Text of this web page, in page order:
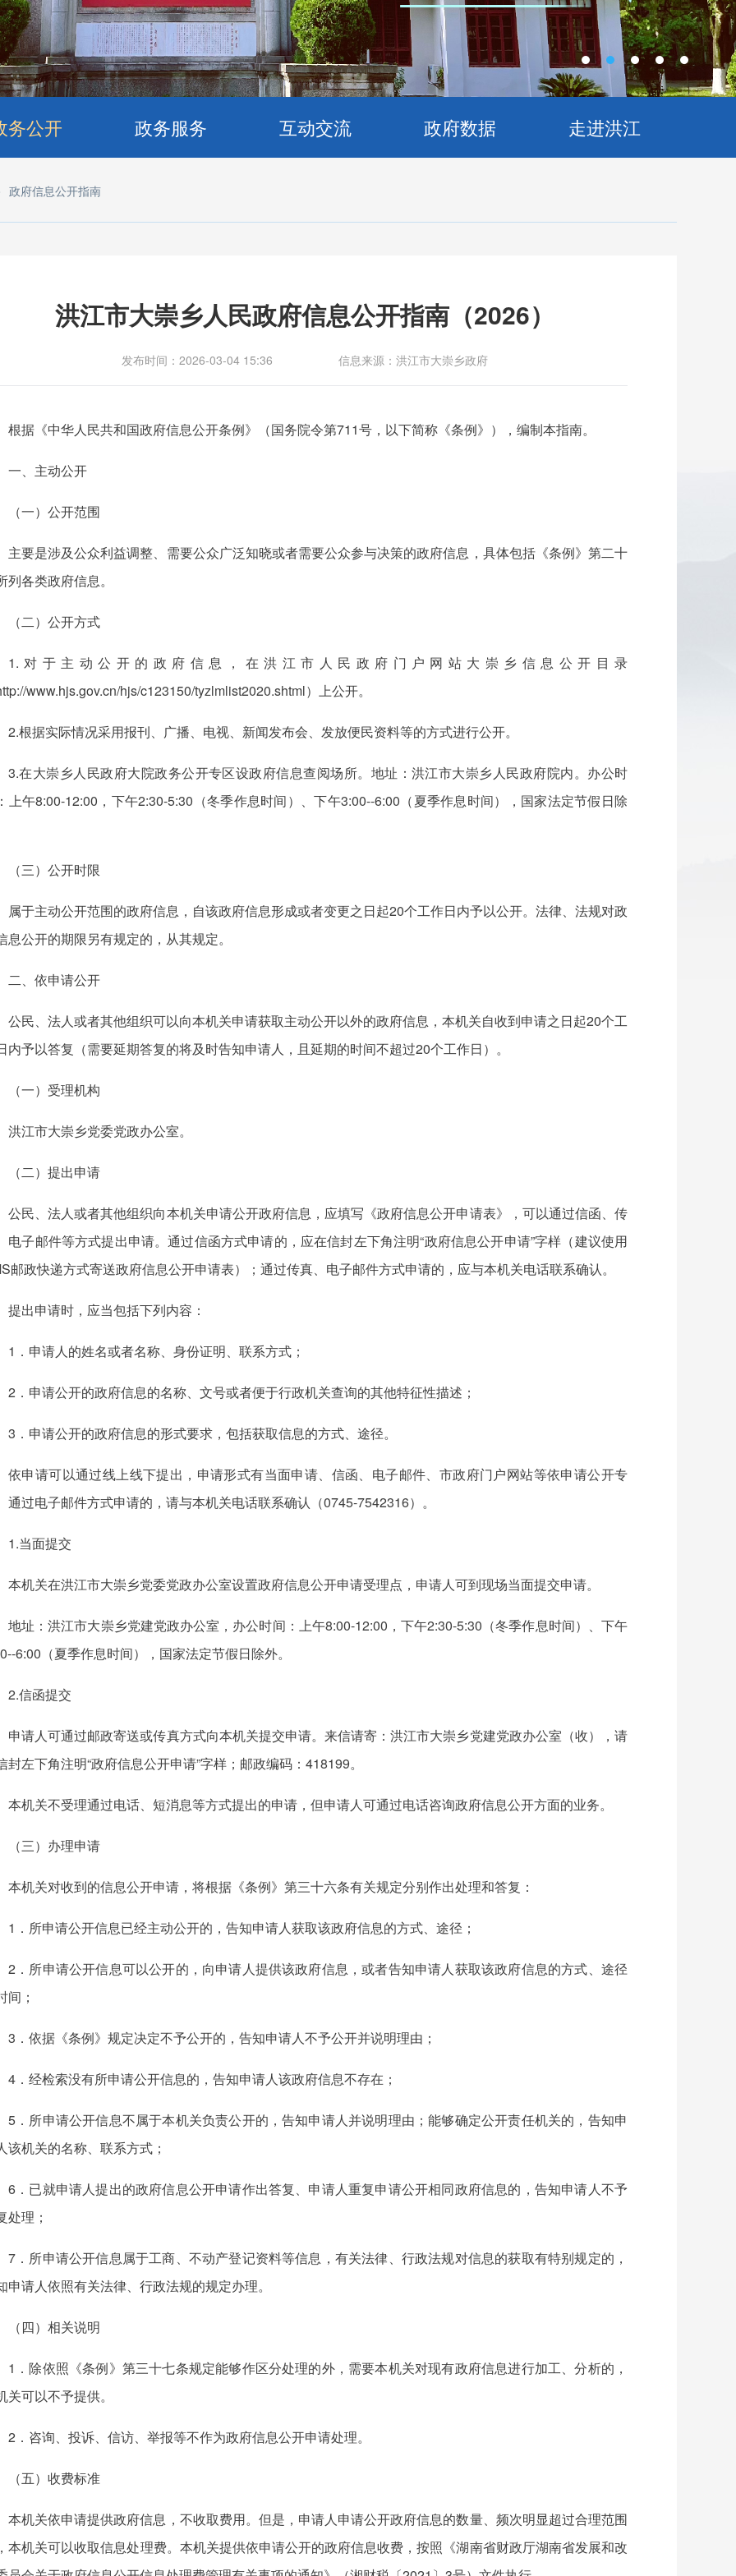
务公开 政务服务 互动交流 政府数据 走进洪江
政府信息公开指南
洪江市大崇乡人民政府信息公开指南（2026）
发布时间：2026-03-04 15:36 信息来源：洪江市大崇乡政府
根据《中华人民共和国政府信息公开条例》（国务院令第711号，以下简称《条例》），编制本指南。
一、主动公开
（一）公开范围
主要是涉及公众利益调整、需要公众广泛知晓或者需要公众参与决策的政府信息，具体包括《条例》第二十
列各类政府信息。
（二）公开方式
1.对于主动公开的政府信息，在洪江市人民政府门户网站大崇乡信息公开目录
www.hjs.gov.cn/hjs/c123150/tyzlmlist2020.shtml）上公开。
2.根据实际情况采用报刊、广播、电视、新闻发布会、发放便民资料等的方式进行公开。
3.在大崇乡人民政府大院政务公开专区设政府信息查阅场所。地址：洪江市大崇乡人民政府院内。办公时
上午8:00-12:00，下午2:30-5:30（冬季作息时间）、下午3:00--6:00（夏季作息时间），国家法定节假日除
（三）公开时限
属于主动公开范围的政府信息，自该政府信息形成或者变更之日起20个工作日内予以公开。法律、法规对政
息公开的期限另有规定的，从其规定。
二、依申请公开
公民、法人或者其他组织可以向本机关申请获取主动公开以外的政府信息，本机关自收到申请之日起20个工
内予以答复（需要延期答复的将及时告知申请人，且延期的时间不超过20个工作日）。
（一）受理机构
洪江市大崇乡党委党政办公室。
（二）提出申请
公民、法人或者其他组织向本机关申请公开政府信息，应填写《政府信息公开申请表》，可以通过信函、传
电子邮件等方式提出申请。通过信函方式申请的，应在信封左下角注明“政府信息公开申请”字样（建议使用
邮政快递方式寄送政府信息公开申请表）；通过传真、电子邮件方式申请的，应与本机关电话联系确认。
提出申请时，应当包括下列内容：
1．申请人的姓名或者名称、身份证明、联系方式；
2．申请公开的政府信息的名称、文号或者便于行政机关查询的其他特征性描述；
3．申请公开的政府信息的形式要求，包括获取信息的方式、途径。
依申请可以通过线上线下提出，申请形式有当面申请、信函、电子邮件、市政府门户网站等依申请公开专
通过电子邮件方式申请的，请与本机关电话联系确认（0745-7542316）。
1.当面提交
本机关在洪江市大崇乡党委党政办公室设置政府信息公开申请受理点，申请人可到现场当面提交申请。
地址：洪江市大崇乡党建党政办公室，办公时间：上午8:00-12:00，下午2:30-5:30（冬季作息时间）、下午
6:00（夏季作息时间），国家法定节假日除外。
2.信函提交
申请人可通过邮政寄送或传真方式向本机关提交申请。来信请寄：洪江市大崇乡党建党政办公室（收），请
封左下角注明“政府信息公开申请”字样；邮政编码：418199。
本机关不受理通过电话、短消息等方式提出的申请，但申请人可通过电话咨询政府信息公开方面的业务。
（三）办理申请
本机关对收到的信息公开申请，将根据《条例》第三十六条有关规定分别作出处理和答复：
1．所申请公开信息已经主动公开的，告知申请人获取该政府信息的方式、途径；
2．所申请公开信息可以公开的，向申请人提供该政府信息，或者告知申请人获取该政府信息的方式、途径
间；
3．依据《条例》规定决定不予公开的，告知申请人不予公开并说明理由；
4．经检索没有所申请公开信息的，告知申请人该政府信息不存在；
5．所申请公开信息不属于本机关负责公开的，告知申请人并说明理由；能够确定公开责任机关的，告知申
该机关的名称、联系方式；
6．已就申请人提出的政府信息公开申请作出答复、申请人重复申请公开相同政府信息的，告知申请人不予
处理；
7．所申请公开信息属于工商、不动产登记资料等信息，有关法律、行政法规对信息的获取有特别规定的，
申请人依照有关法律、行政法规的规定办理。
（四）相关说明
1．除依照《条例》第三十七条规定能够作区分处理的外，需要本机关对现有政府信息进行加工、分析的，
关可以不予提供。
2．咨询、投诉、信访、举报等不作为政府信息公开申请处理。
（五）收费标准
本机关依申请提供政府信息，不收取费用。但是，申请人申请公开政府信息的数量、频次明显超过合理范围
本机关可以收取信息处理费。本机关提供依申请公开的政府信息收费，按照《湖南省财政厅湖南省发展和改